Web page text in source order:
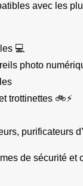
avec les
💻
photo
trottinettes 🚲⚡
purificateurs
de sécurité et